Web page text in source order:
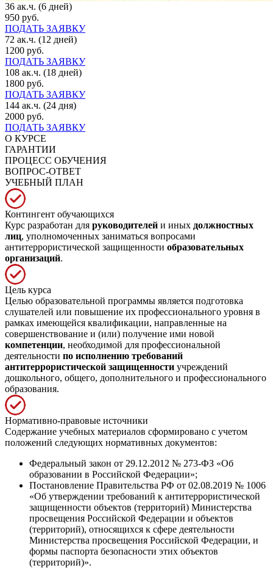
36 ак.ч. (6 дней)
950 руб.
ПОДАТЬ ЗАЯВКУ
72 ак.ч. (12 дней)
1200 руб.
ПОДАТЬ ЗАЯВКУ
108 ак.ч. (18 дней)
1800 руб.
ПОДАТЬ ЗАЯВКУ
144 ак.ч. (24 дня)
2000 руб.
ПОДАТЬ ЗАЯВКУ
О КУРСЕ
ГАРАНТИИ
ПРОЦЕСС ОБУЧЕНИЯ
ВОПРОС-ОТВЕТ
УЧЕБНЫЙ ПЛАН
Контингент обучающихся
Курс разработан для руководителей и иных должностных
лиц, уполномоченных заниматься вопросами
антитеррористической защищенности образовательных
организаций.
Цель курса
Целью образовательной программы является подготовка
слушателей или повышение их профессионального уровня в
рамках имеющейся квалификации, направленные на
совершенствование и (или) получение ими новой
компетенции, необходимой для профессиональной
деятельности по исполнению требований
антитеррористической защищенности учреждений
дошкольного, общего, дополнительного и профессионального
образования.
Нормативно-правовые источники
Содержание учебных материалов сформировано с учетом
положений следующих нормативных документов:
Федеральный закон от 29.12.2012 № 273-ФЗ «Об
образовании в Российской Федерации»;
Постановление Правительства РФ от 02.08.2019 № 1006
«Об утверждении требований к антитеррористической
защищенности объектов (территорий) Министерства
просвещения Российской Федерации и объектов
(территорий), относящихся к сфере деятельности
Министерства просвещения Российской Федерации, и
формы паспорта безопасности этих объектов
(территорий)».